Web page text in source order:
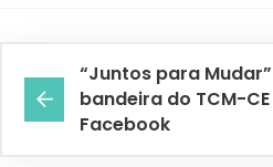
“Juntos para
bandeira do TCM-
Facebook